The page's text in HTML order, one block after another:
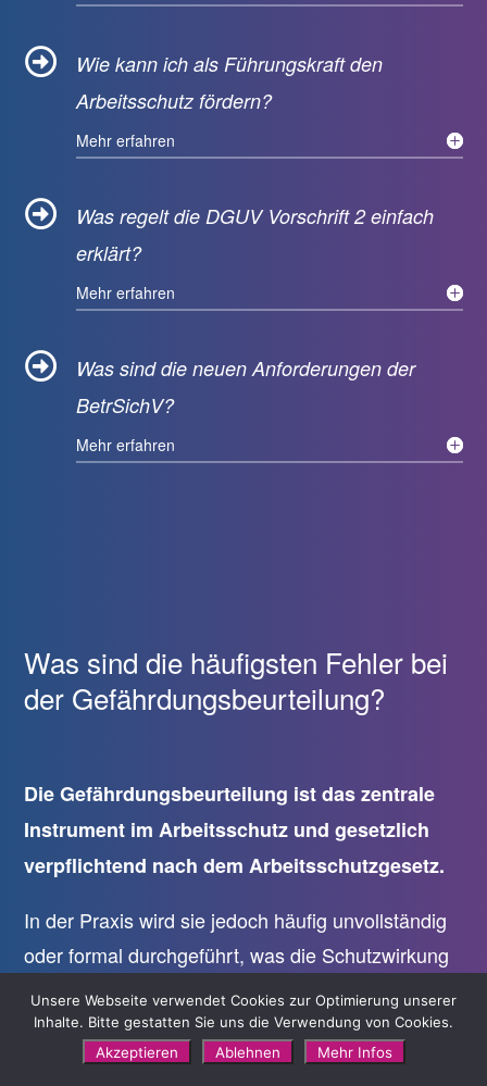

Wie kann ich als Führungskraft den
Arbeitsschutz fördern?
Mehr erfahren

Was regelt die DGUV Vorschrift 2 einfach
erklärt?
Mehr erfahren

Was sind die neuen Anforderungen der
BetrSichV?
Mehr erfahren
Was sind die häufigsten Fehler bei
der Gefährdungsbeurteilung?
Die Gefährdungsbeurteilung ist das zentrale
Instrument im Arbeitsschutz und gesetzlich
verpflichtend nach dem Arbeitsschutzgesetz.
In der Praxis wird sie jedoch häufig unvollständig
oder formal durchgeführt, was die Schutzwirkung
deutlich reduziert und im Ernstfall zu erheblichen
rechtlichen Problemen führt. Besonders bei
Kontrollen durch Aufsichtsbehörden oder nach
Unsere Webseite verwendet Cookies zur Optimierung unserer
Inhalte. Bitte gestatten Sie uns die Verwendung von Cookies.
Akzeptieren
Ablehnen Mehr Infos